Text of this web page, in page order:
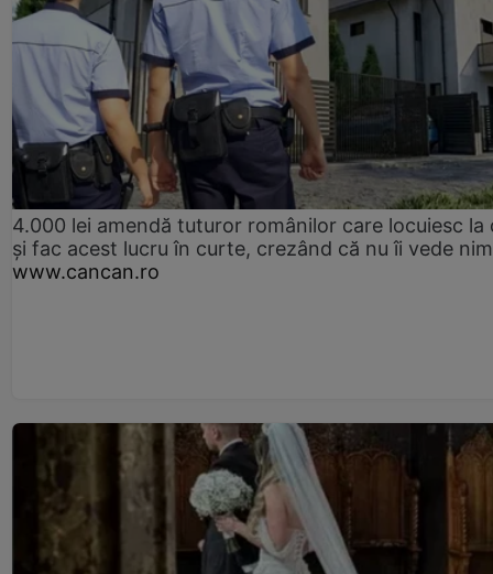
4.000 lei amendă tuturor românilor care locuiesc la
și fac acest lucru în curte, crezând că nu îi vede
www.cancan.ro